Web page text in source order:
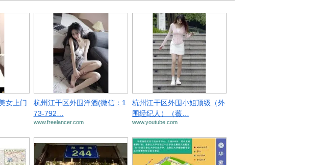
女上门
杭州江干区外围洋酒(微信：1
73-792…
www.freelancer.com
杭州江干区外围小姐顶级（外
围经纪人）（薇…
www.youtube.com